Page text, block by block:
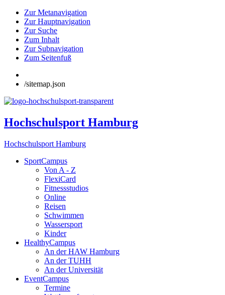
Zur Metanavigation
Zur Hauptnavigation
Zur Suche
Zum Inhalt
Zur Subnavigation
Zum Seitenfuß
/sitemap.json
Hochschulsport Hamburg
Hochschulsport Hamburg
SportCampus
Von A - Z
FlexiCard
Fitnessstudios
Online
Reisen
Schwimmen
Wassersport
Kinder
HealthyCampus
An der HAW Hamburg
An der TUHH
An der Universität
EventCampus
Termine